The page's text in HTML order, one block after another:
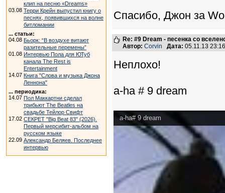
клип на песню «Dreams»
03.08 Терри Крейн выпустил книгу о
песнях, появившихся на волне
битломании
... статьи:
04.08 Бьорк: “В воздухе витают
разительные перемены”
01.08 Интервью Пола для ЮТуб
канала The Rest is
Entertainment
14.07 Книга "Слова и музыка Джона
Леннона"
... периодика:
14.07 Пол Маккартни сделал
трибьют The Beatles на
свадьбе Тейлор Свифт
17.02 СЕКРЕТ "Big Beat 83" (2026).
Первый мерсибит-альбом на
русском языке
22.09 Александр Беляев. Последнее
интервью
Спасибо, Джон за
Re: #9 Dream - песенка со
Автор: Corvin Дата: 05.11.13
Неплохо!
a-ha # 9 dream
a-ha# 9 dream